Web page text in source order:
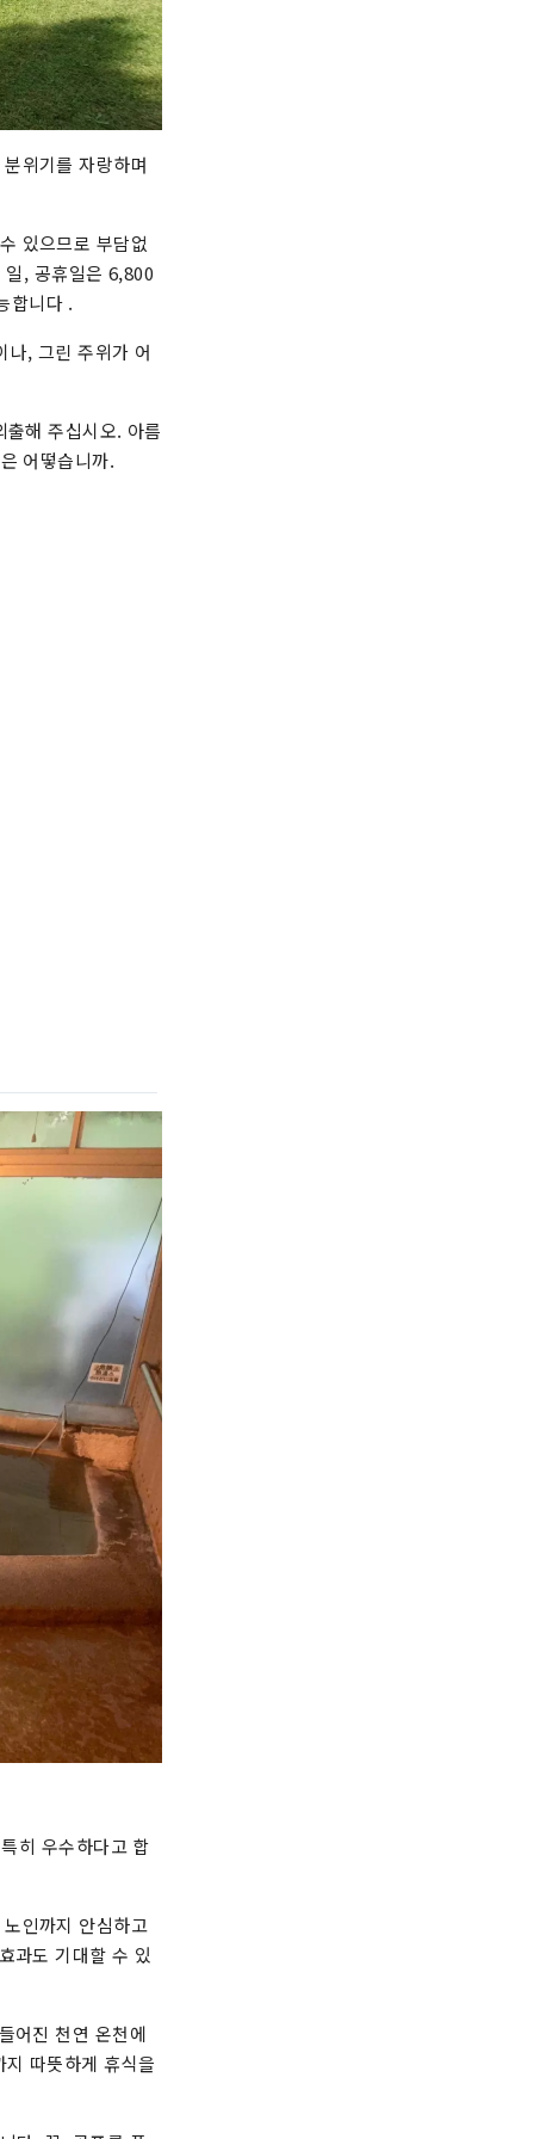
위기를 자랑하며
있으므로 부담없
, 공휴일은 6,800
합니다 .
나, 그린 주위가 어
해 주십시오. 아름
어떻습니까.
히 우수하다고 합
인까지 안심하고
과도 기대할 수 있
어진 천연 온천에
따뜻하게 휴식을